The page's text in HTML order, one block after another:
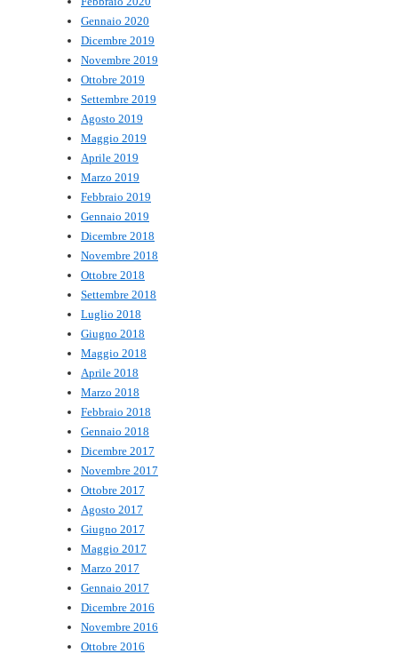
Gennaio 2020
Dicembre 2019
Novembre 2019
Ottobre 2019
Settembre 2019
Agosto 2019
Maggio 2019
Aprile 2019
Marzo 2019
Febbraio 2019
Gennaio 2019
Dicembre 2018
Novembre 2018
Ottobre 2018
Settembre 2018
Luglio 2018
Giugno 2018
Maggio 2018
Aprile 2018
Marzo 2018
Febbraio 2018
Gennaio 2018
Dicembre 2017
Novembre 2017
Ottobre 2017
Agosto 2017
Giugno 2017
Maggio 2017
Marzo 2017
Gennaio 2017
Dicembre 2016
Novembre 2016
Ottobre 2016